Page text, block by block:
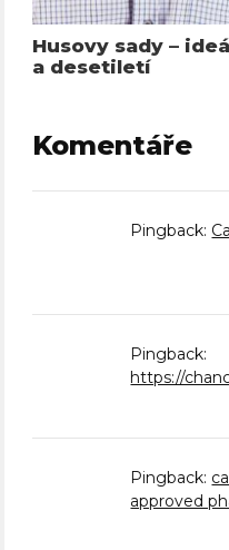
Husovy sady –
a desetiletí
Komentáře
Pingback:
Pingback:
https://
Pingback:
approved